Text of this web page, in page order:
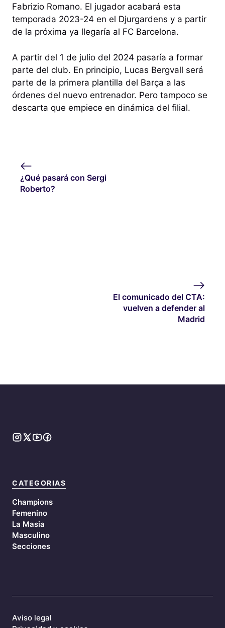
Fabrizio Romano. El jugador acabará esta
temporada 2023-24 en el Djurgardens y a partir
de la próxima ya llegaría al FC Barcelona.
A partir del 1 de julio del 2024 pasaría a formar
parte del club. En principio, Lucas Bergvall será
parte de la primera plantilla del Barça a las
órdenes del nuevo entrenador. Pero tampoco se
descarta que empiece en dinámica del filial.
¿Qué pasará con Sergi
Roberto?
El comunicado del CTA:
vuelven a defender al
Madrid
CATEGORIAS
Champions
Femenino
La Masia
Masculino
Secciones
Aviso legal